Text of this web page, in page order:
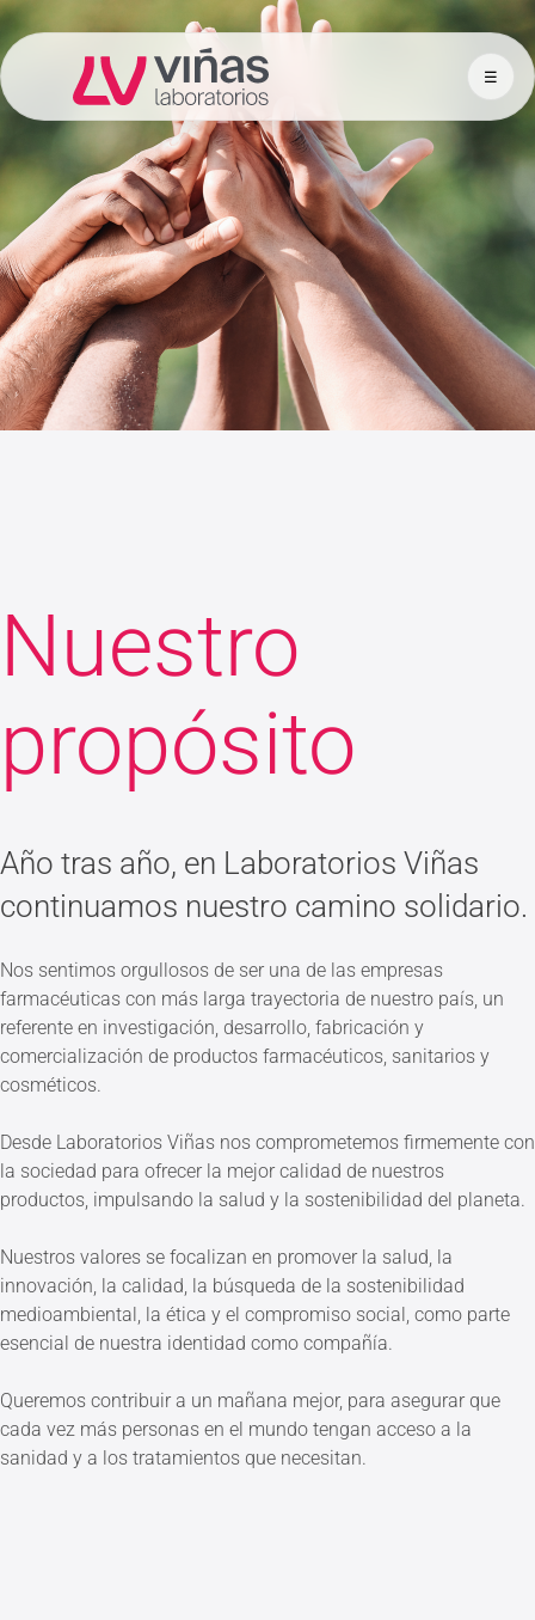
Laboratorios Viñas ☰
Nuestro
propósito
Año tras año, en Laboratorios Viñas
continuamos nuestro camino solidario.
Nos sentimos orgullosos de ser una de las empresas
farmacéuticas con más larga trayectoria de nuestro país, un
referente en investigación, desarrollo, fabricación y
comercialización de productos farmacéuticos, sanitarios y
cosméticos.
Desde Laboratorios Viñas nos comprometemos firmemente con
la sociedad para ofrecer la mejor calidad de nuestros
productos, impulsando la salud y la sostenibilidad del planeta.
Nuestros valores se focalizan en promover la salud, la
innovación, la calidad, la búsqueda de la sostenibilidad
medioambiental, la ética y el compromiso social, como parte
esencial de nuestra identidad como compañía.
Queremos contribuir a un mañana mejor, para asegurar que
cada vez más personas en el mundo tengan acceso a la
sanidad y a los tratamientos que necesitan.